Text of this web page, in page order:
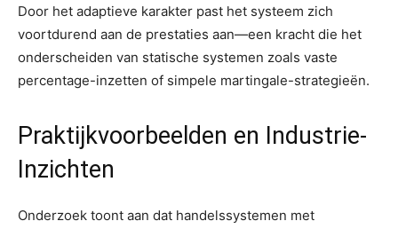
Door het adaptieve karakter past het systeem zich
voortdurend aan de prestaties aan—een kracht die het
onderscheiden van statische systemen zoals vaste
percentage-inzetten of simpele martingale-strategieën.
Praktijkvoorbeelden en Industrie-
Inzichten
Onderzoek toont aan dat handelssystemen met